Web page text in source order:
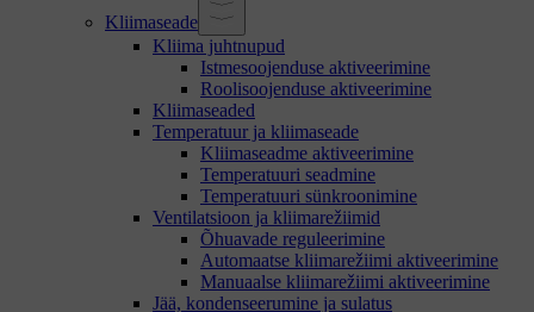
Kliimaseade
Kliima juhtnupud
Istmesoojenduse aktiveerimine
Roolisoojenduse aktiveerimine
Kliimaseaded
Temperatuur ja kliimaseade
Kliimaseadme aktiveerimine
Temperatuuri seadmine
Temperatuuri sünkroonimine
Ventilatsioon ja kliimarežiimid
Õhuavade reguleerimine
Automaatse kliimarežiimi aktiveerimine
Manuaalse kliimarežiimi aktiveerimine
Jää, kondenseerumine ja sulatus